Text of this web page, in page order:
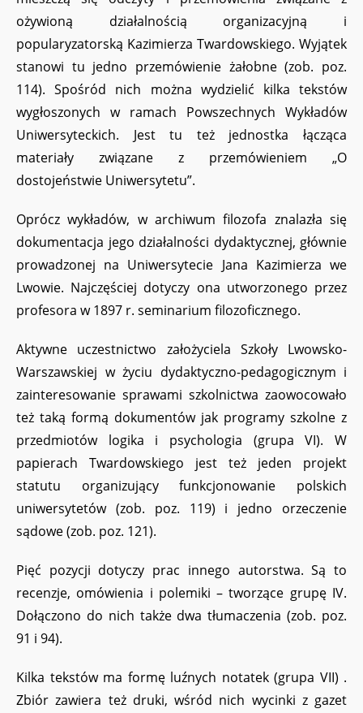
ożywioną działalnością organizacyjną i
popularyzatorską Kazimierza Twardowskiego. Wyjątek
stanowi tu jedno przemówienie żałobne (zob. poz.
114). Spośród nich można wydzielić kilka tekstów
wygłoszonych w ramach Powszechnych Wykładów
Uniwersyteckich. Jest tu też jednostka łącząca
materiały związane z przemówieniem „O
dostojeństwie Uniwersytetu”.
Oprócz wykładów, w archiwum filozofa znalazła się
dokumentacja jego działalności dydaktycznej, głównie
prowadzonej na Uniwersytecie Jana Kazimierza we
Lwowie. Najczęściej dotyczy ona utworzonego przez
profesora w 1897 r. seminarium filozoficznego.
Aktywne uczestnictwo założyciela Szkoły Lwowsko-
Warszawskiej w życiu dydaktyczno-pedagogicznym i
zainteresowanie sprawami szkolnictwa zaowocowało
też taką formą dokumentów jak programy szkolne z
przedmiotów logika i psychologia (grupa VI). W
papierach Twardowskiego jest też jeden projekt
statutu organizujący funkcjonowanie polskich
uniwersytetów (zob. poz. 119) i jedno orzeczenie
sądowe (zob. poz. 121).
Pięć pozycji dotyczy prac innego autorstwa. Są to
recenzje, omówienia i polemiki – tworzące grupę IV.
Dołączono do nich także dwa tłumaczenia (zob. poz.
91 i 94).
Kilka tekstów ma formę luźnych notatek (grupa VII) .
Zbiór zawiera też druki, wśród nich wycinki z gazet